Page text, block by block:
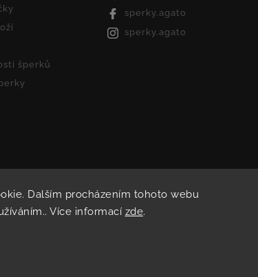
Dalším procházením tohoto webu
Více informací zde.
šperků
sperky.agato
sperky.agato
2026Agato. Všechna práva vyhrazena.